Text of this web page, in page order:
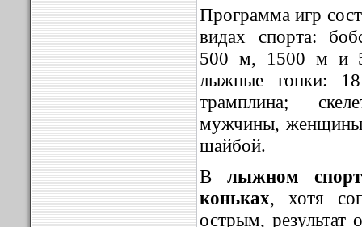
Программа игр
видах спорта:
500 м, 1500 м и
лыжные гонки:
трамплина;
мужчины,
шайбой.
В лыжном
коньках, хотя
острым, результат